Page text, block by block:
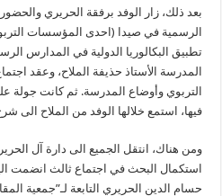
بعد ذلك، زار الوفد برفقة الحريري
الرسمية في صيدا (احدى المؤسسات
تطبيق البكالوريا الدولية في المدارس
المدرسة الأستاذ حذيفة الملاح، وعقد
التربوي وأوضاع المدرسة. ثم كانت جولة
فيها، استمع خلالها الوفد من الملاح الى
ومن هناك، انتقل الجميع الى دارة آل
استكمال البحث في اجتماع ثالث انضمت
حسام الدين الحريري التابعة لـ”جمعية